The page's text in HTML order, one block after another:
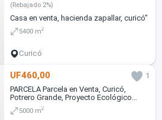
(Rebajado 2%)
Casa en venta, hacienda zapallar, curicó"
5400 m2
Curicó
UF460,00
1
PARCELA Parcela en Venta, Curicó,
Potrero Grande, Proyecto Ecológico
Altos de la Labranza
5000 m2